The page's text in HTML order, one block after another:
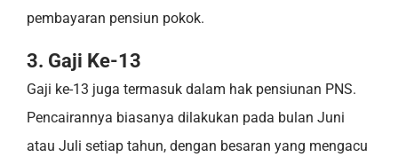
pembayaran pensiun pokok.
3. Gaji Ke-13
Gaji ke-13 juga termasuk dalam hak pensiunan PNS.
Pencairannya biasanya dilakukan pada bulan Juni
atau Juli setiap tahun, dengan besaran yang mengacu